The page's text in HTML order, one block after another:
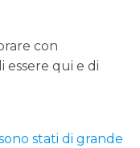
con
essere qui e di
stati di grande